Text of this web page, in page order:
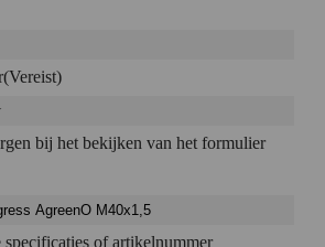
(Vereist)
bij het bekijken van het formulier
of artikelnummer